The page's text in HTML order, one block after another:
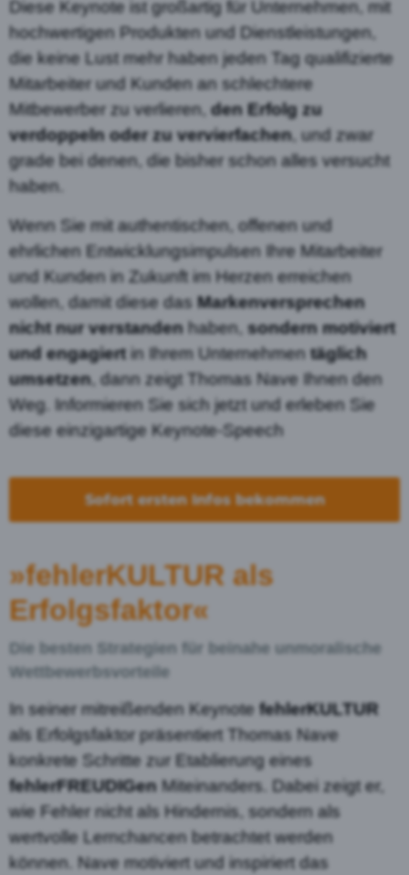
Diese Keynote ist großartig für Unternehmen, mit
hochwertigen Produkten und Dienstleistungen,
die keine Lust mehr haben jeden Tag qualifizierte
Mitarbeiter und Kunden an schlechtere
Mitbewerber zu verlieren,den Erfolg zu
verdoppeln oder zu vervierfachen, und zwar
grade bei denen, die bisher schon alles versucht
haben.
Wenn Sie mit authentischen, offenen und
ehrlichen Entwicklungsimpulsen Ihre Mitarbeiter
und Kunden in Zukunft im Herzen erreichen
wollen, damit diese das Markenversprechen
nicht nur verstanden haben, sondern motiviert
und engagiert in Ihrem Unternehmentäglich
umsetzen, dann zeigt Thomas Nave Ihnen den
Weg. Informieren Sie sich jetzt und erleben Sie
diese einzigartige Keynote-Speech
Sofort ersten Infos bekommen
»fehlerKULTUR als
Erfolgsfaktor«
Die besten Strategien für beinahe unmoralische
Wettbewerbsvorteile
In seiner mitreißenden Keynote fehlerKULTUR
als Erfolgsfaktor präsentiert Thomas Nave
konkrete Schritte zur Etablierung eines
fehlerFREUDIGen Miteinanders. Dabei zeigt er,
wie Fehler nicht als Hindernis, sondern als
wertvolle Lernchancen betrachtet werden
können. Nave motiviert und inspiriert das